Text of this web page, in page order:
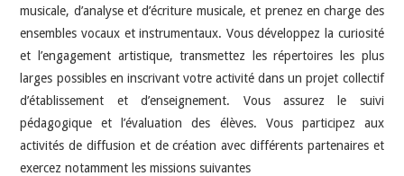
musicale, d’analyse et d’écriture musicale, et prenez en charge des
ensembles vocaux et instrumentaux. Vous développez la curiosité
et l’engagement artistique, transmettez les répertoires les plus
larges possibles en inscrivant votre activité dans un projet collectif
d’établissement et d’enseignement. Vous assurez le suivi
pédagogique et l’évaluation des élèves. Vous participez aux
activités de diffusion et de création avec différents partenaires et
exercez notamment les missions suivantes